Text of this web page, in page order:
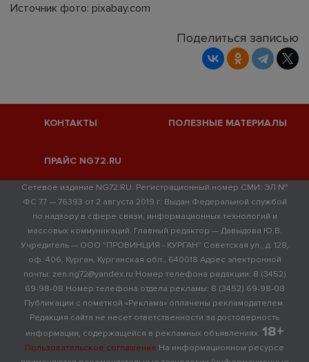
Источник фото: pixabay.com
Поделиться записью
КОНТАКТЫ ПОЛЕЗНЫЕ МАТЕРИАЛЫ
ПРАЙС NG72.RU
Сетевое издание NG72.RU. Регистрационный номер СМИ: ЭЛ №
ФС 77 — 76393 от 2 августа 2019 г. Выдан Федеральной службой
по надзору в сфере связи, информационных технологий и
массовых коммуникаций. Главный редактор — Давыдова Ю.В.
Учредитель — ООО "ПРОВИНЦИЯ - КУРГАН" Советская ул., д. 128,
оф. 406, Курган, Курганская обл., 640018 Адрес электронной
почты: zen.ng72@yandex.ru Номер телефона редакции: 8 (3452)
69-98-08 Номер телефона отдела рекламы: 8 (3452) 69-98-08
Публикации с пометкой «Реклама» оплачены рекламодателем.
Редакция сайта не несет ответственности за достоверность
информации, содержащейся в рекламных объявлениях. 18+
Пользовательское соглашение На информационном ресурсе